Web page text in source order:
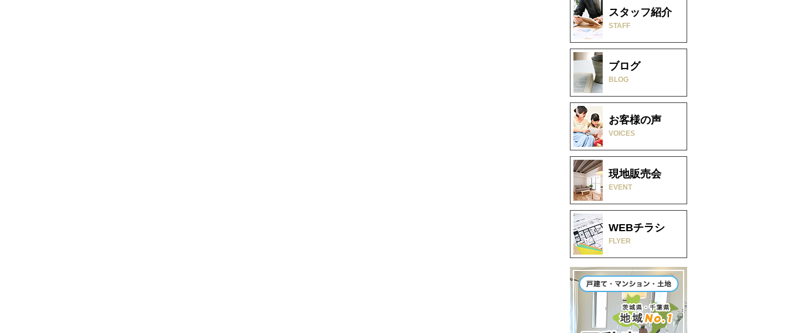
スタッフ紹介
STAFF
ブログ
BLOG
お客様の声
VOICES
現地販売会
EVENT
WEBチラシ
FLYER